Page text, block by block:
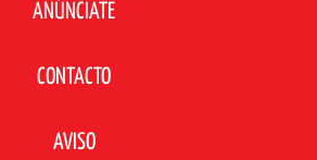
ANÚNCIATE
CONTACTO
AVISO